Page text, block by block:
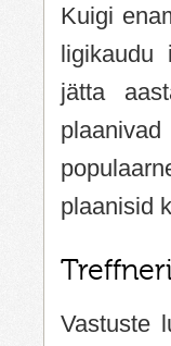
Kuigi
ligikaudu
jätta
plaanisid
Vastuste